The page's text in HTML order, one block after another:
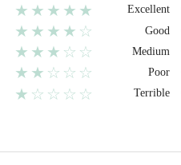
★★★★★ Excellent
★★★★☆ Good
★★★☆☆ Medium
★★☆☆☆ Poor
★☆☆☆☆ Terrible